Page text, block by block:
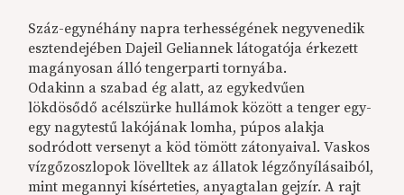
Száz-egynéhány napra terhességének negyvenedik
esztendejében Dajeil Geliannek látogatója érkezett
magányosan álló tengerparti tornyába.
Odakinn a szabad ég alatt, az egykedvűen
lökdösődő acélszürke hullámok között a tenger egy-
egy nagytestű lakójának lomha, púpos alakja
sodródott versenyt a köd tömött zátonyaival. Vaskos
vízgőzoszlopok lövelltek az állatok légzőnyílásaiból,
mint megannyi kísérteties, anyagtalan gejzír. A rajt